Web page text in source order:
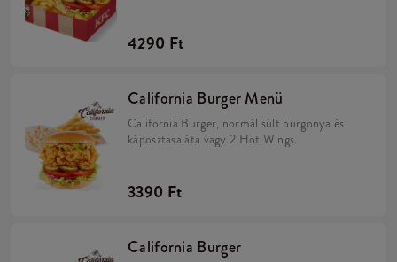
4290 Ft
California Burger Menü
California Burger, normál sült burgonya és
káposztasaláta vagy 2 Hot Wings.
3390 Ft
California Burger